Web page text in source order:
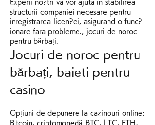
Experii no?tri va vor ajuta in stabilirea
structurii companiei necesare pentru
inregistrarea licen?ei, asigurand o func?
ionare fara probleme., jocuri de noroc
pentru bărbați.
Jocuri de noroc pentru
bărbați, baieti pentru
casino
Opțiuni de depunere la cazinouri online:
Bitcoin, criptomonedă BTC, LTC, ETH,